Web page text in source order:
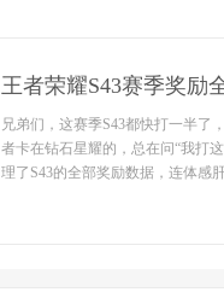
王者荣耀S43赛季奖励
兄弟们，这赛季S43都快打一半了
者卡在钻石星耀的，总在问“我打
理了S43的全部奖励数据，连体感